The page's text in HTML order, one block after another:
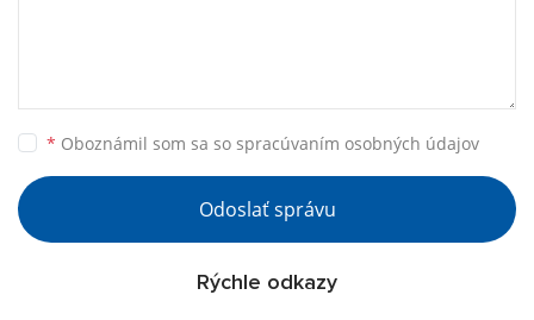
* Oboznámil som sa so spracúvaním osobných údajov
Odoslať správu
Rýchle odkazy